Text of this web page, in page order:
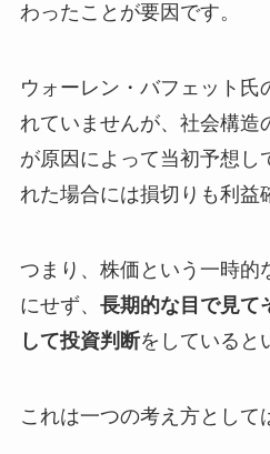
わったことが要因です。
ウォーレン・バフェット氏
れていませんが、社会構造
が原因によって当初予想し
れた場合には損切りも利益
つまり、株価という一時的
にせず、 長期的な目で見て
して投資判断をしていると
これは一つの考え方として